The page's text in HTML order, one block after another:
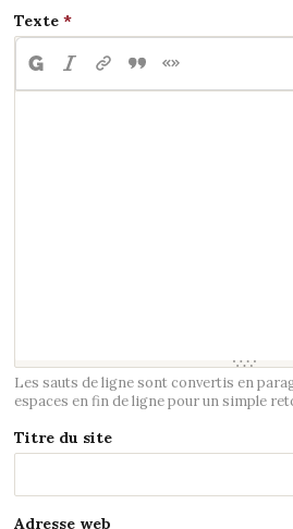
Texte
Les sauts de ligne sont convertis en
espaces en fin de ligne pour un simple
Titre du site
Adresse web